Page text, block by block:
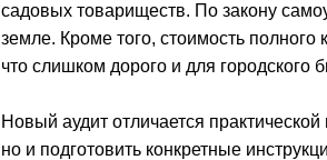
садовых товариществ. По закону
земле. Кроме того, стоимость
что слишком дорого и для городского
Новый аудит отличается
но и подготовить конкретные